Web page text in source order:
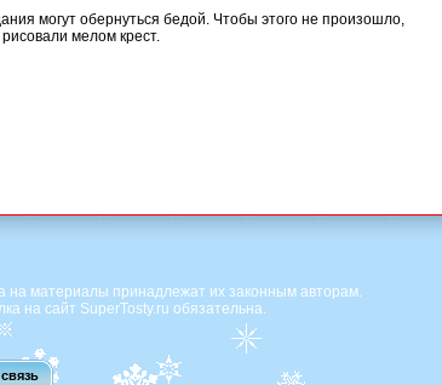
могут обернуться бедой. Чтобы этого не произошло,
мелом крест.
на материалы принадлежат их законным авторам.
на сайт SuperTosty.ru обязательна.